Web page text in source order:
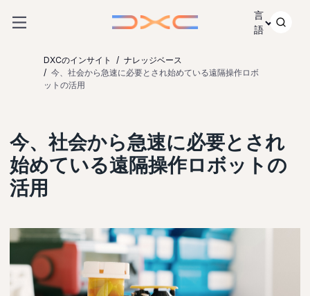
言
語
DXCのインサイト
ナレッジベース
今、社会から急速に必要とされ始めている遠隔操作ロボ
ットの活用
今、社会から急速に必要とされ
始めている遠隔操作ロボットの
活用